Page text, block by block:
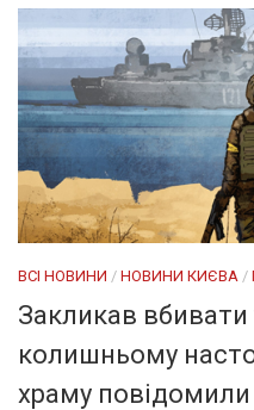
ВСІ НОВИНИ / НОВИНИ КИЄВА /
Закликав вбивати
колишньому
храму повідомили